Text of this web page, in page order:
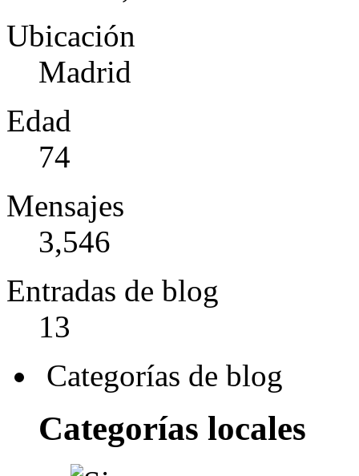
Ubicación
Madrid
Edad
74
Mensajes
3,546
Entradas de blog
13
Categorías de blog
Categorías locales